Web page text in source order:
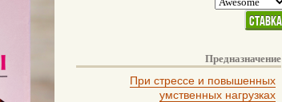
Предназначение
При стрессе и повышенных
умственных нагрузках